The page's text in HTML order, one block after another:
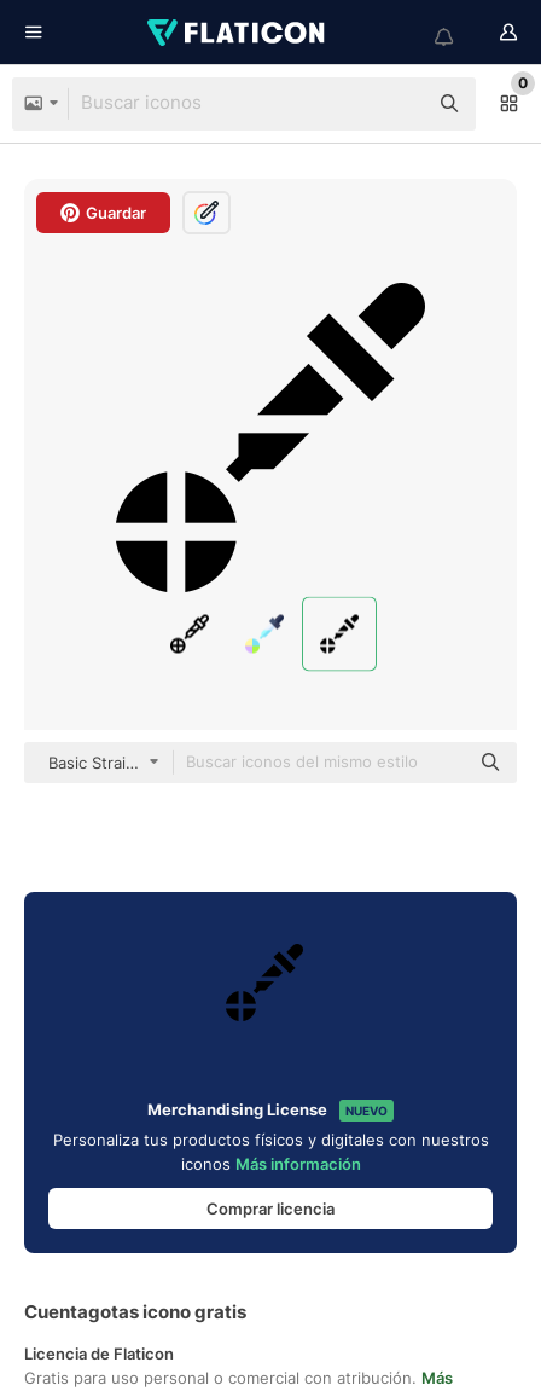
0
Guardar
Basic Straight Filled
Merchandising License NUEVO
Personaliza tus productos físicos y digitales con nuestros
iconos Más información
Comprar licencia
Cuentagotas icono gratis
Licencia de Flaticon
Gratis para uso personal o comercial con atribución. Más